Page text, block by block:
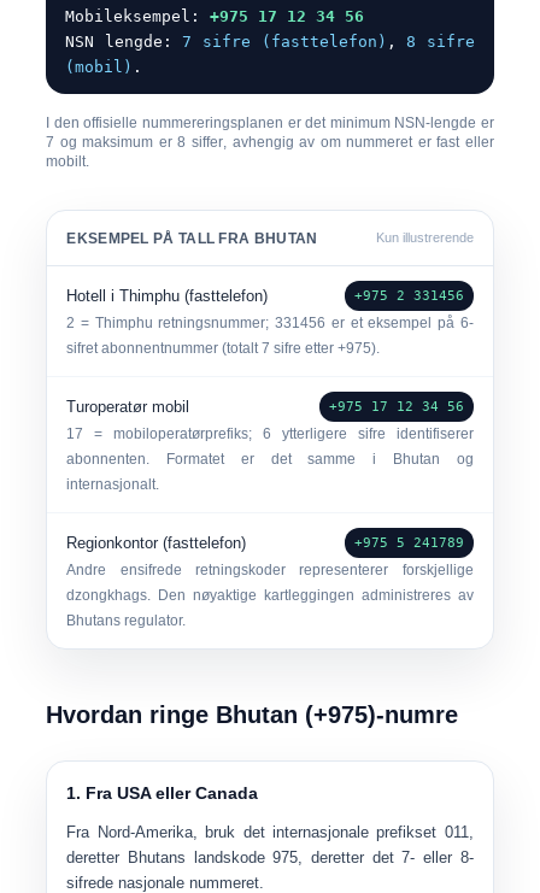
Mobileksempel:+975 17 12 34 56
NSN lengde:7 sifre (fasttelefon) ,8 sifre
(mobil) .
I den offisielle nummereringsplanen er det minimum NSN-lengde er
7 og maksimum er 8 siffer, avhengig av om nummeret er fast eller
mobilt.
EKSEMPEL PÅ TALL FRA BHUTAN Kun illustrerende
Hotell i Thimphu (fasttelefon) +975 2 331456
2 = Thimphu retningsnummer; 331456 er et eksempel på 6-
sifret abonnentnummer (totalt 7 sifre etter +975).
Turoperatør mobil +975 17 12 34 56
17 = mobiloperatørprefiks; 6 ytterligere sifre identifiserer
abonnenten. Formatet er det samme i Bhutan og
internasjonalt.
Regionkontor (fasttelefon) +975 5 241789
Andre ensifrede retningskoder representerer forskjellige
dzongkhags. Den nøyaktige kartleggingen administreres av
Bhutans regulator.
Hvordan ringe Bhutan (+975)-numre
1. Fra USA eller Canada
Fra Nord-Amerika, bruk det internasjonale prefikset 011,
deretter Bhutans landskode975, deretter det 7- eller 8-
sifrede nasjonale nummeret.